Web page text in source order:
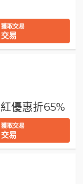
獲取交易
交易
優惠折65%
獲取交易
交易